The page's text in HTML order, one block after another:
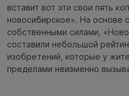
вставит вот эти свои пять
новосибирское». На основе
собственными силами,
составили небольшой
изобретений, которые у
пределами неизменно